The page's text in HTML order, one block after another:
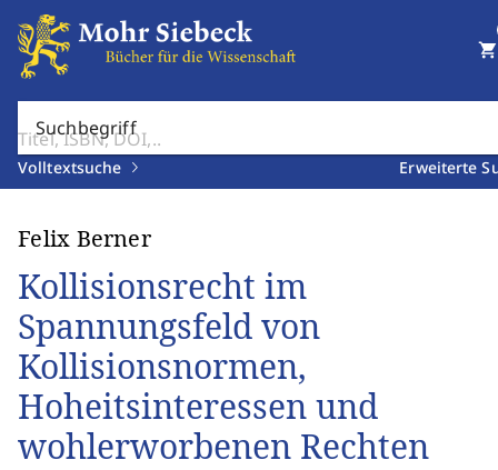
Suchbegriff
Volltextsuche Erweiterte
shopping_cart
Felix Berner
Kollisionsrecht im
Spannungsfeld von
Kollisionsnormen,
Hoheitsinteressen und
wohlerworbenen Rechten